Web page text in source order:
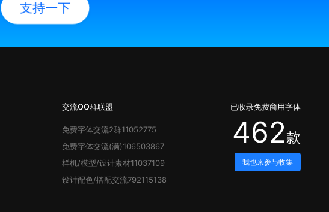
支持一下
交流QQ群联盟
免费字体交流2群11052775
免费字体交流(满)106503867
样机/模型/设计素材11037109
设计配色/搭配交流792115138
已收录免费商用字体
462款
我也来参与收集